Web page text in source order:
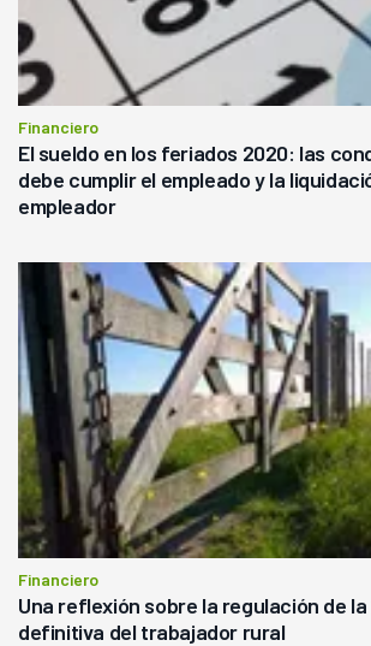
Financiero
El sueldo en los feriados 2020: las
debe cumplir el empleado y la
empleador
Financiero
Una reflexión sobre la regulación de
definitiva del trabajador rural